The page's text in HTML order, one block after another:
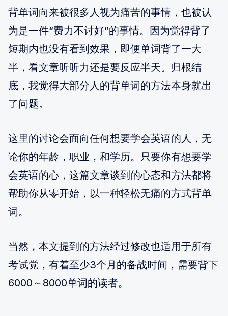
背单词向来被很多人视为痛苦的事情，也被认
为是一件“费力不讨好”的事情。因为觉得背了
短期内也没有看到效果，即便单词背了一大
半，看文章听听力还是要反应半天。归根结
底，我觉得大部分人的背单词的方法本身就出
了问题。
这里的讨论会面向任何想要学会英语的人，无
论你的年龄，职业，和学历。只要你有想要学
会英语的心，这篇文章谈到的心态和方法都将
帮助你从零开始，以一种轻松无痛的方式背单
词。
当然，本文提到的方法经过修改也适用于所有
考试党，有着至少3个月的备战时间，需要背下
6000～8000单词的读者。